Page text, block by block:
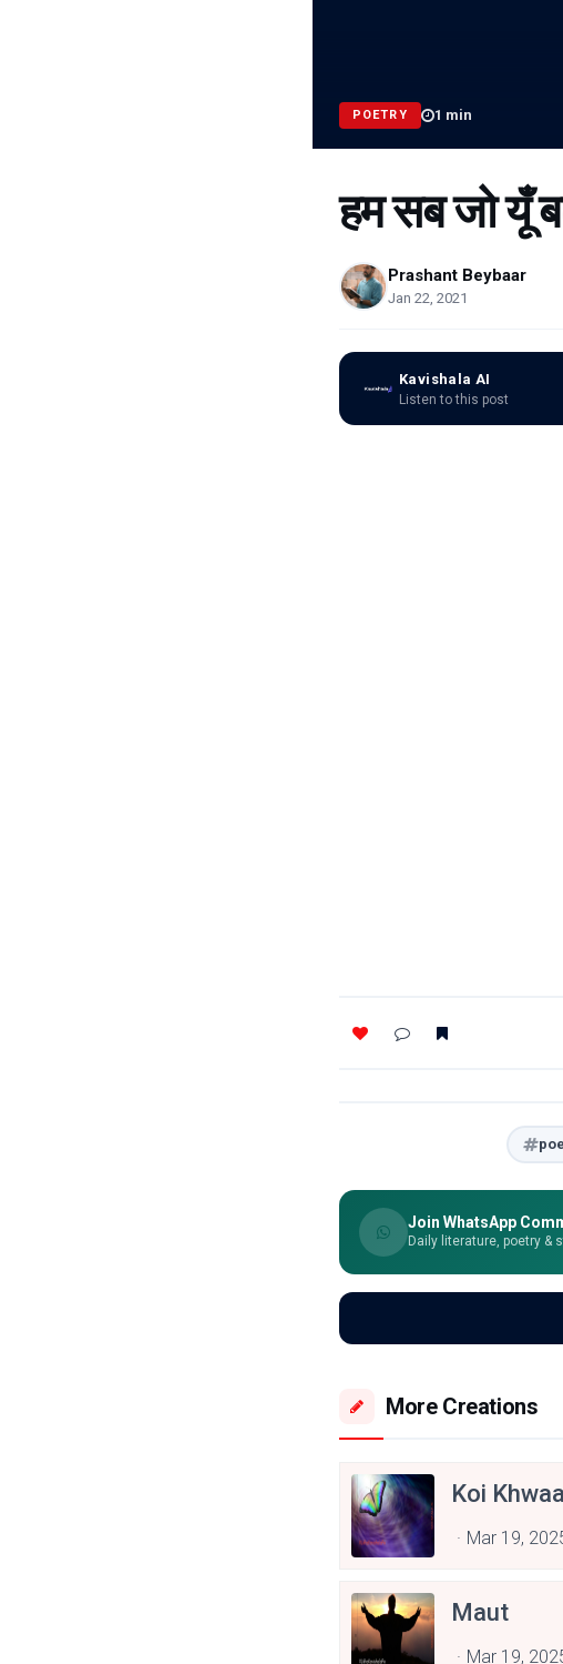
POETRY 1 min
हम सब जो यूँ
Prashant Beybaar
Jan 22, 2021
Kavishala AI
Listen to this post
Join WhatsApp
Daily literature, poetry &
More Creations
Koi
Mar 19,
Maut
Mar 19,